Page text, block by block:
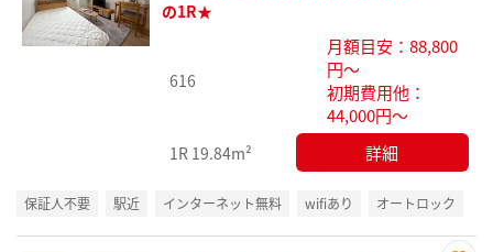
録
の1R★
616
月額目安：88,800
円～
初期費用他：
44,000円～
1R 19.84m² 詳細
保証人不要 駅近 インターネット無料 wifiあり オートロック